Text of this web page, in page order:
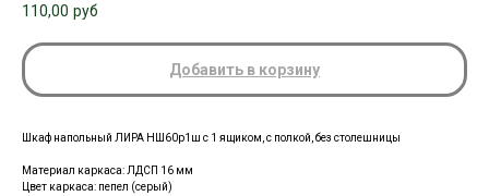
110,00 руб
Добавить в корзину
Шкаф напольный ЛИРА НШ60р1ш с 1 ящиком, с полкой, без столешницы
Материал каркаса: ЛДСП 16 мм
Цвет каркаса: пепел (серый)